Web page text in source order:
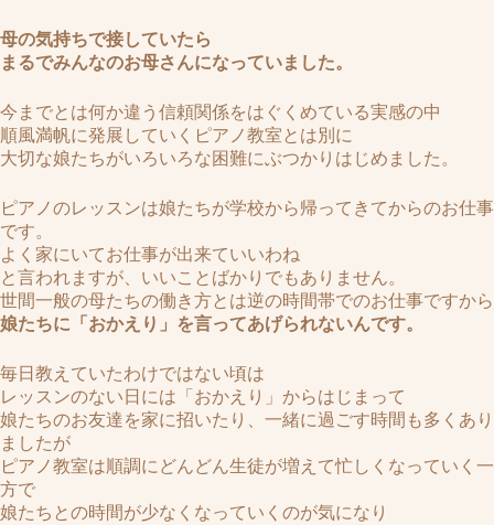
母の気持ちで接していたら
まるでみんなのお母さんになっていました。
今までとは何か違う信頼関係をはぐくめている実感の中
順風満帆に発展していくピアノ教室とは別に
大切な娘たちがいろいろな困難にぶつかりはじめました。
ピアノのレッスンは娘たちが学校から帰ってきてからのお仕事
です。
よく家にいてお仕事が出来ていいわね
と言われますが、いいことばかりでもありません。
世間一般の母たちの働き方とは逆の時間帯でのお仕事ですから
娘たちに「おかえり」を言ってあげられないんです。
毎日教えていたわけではない頃は
レッスンのない日には「おかえり」からはじまって
娘たちのお友達を家に招いたり、一緒に過ごす時間も多くあり
ましたが
ピアノ教室は順調にどんどん生徒が増えて忙しくなっていく一
方で
娘たちとの時間が少なくなっていくのが気になり